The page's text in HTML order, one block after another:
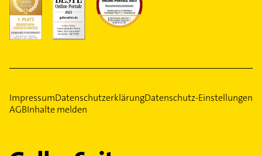
ImpressumDatenschutzerklärungDatenschutz-Einstellungen
AGBInhalte melden